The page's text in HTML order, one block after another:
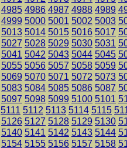
4985 4986 4987 4988 4989
4999 5000 5001 5002 5003
5013 5014 5015 5016 5017
5027 5028 5029 5030 5031
5041 5042 5043 5044 5045
5055 5056 5057 5058 5059
5069 5070 5071 5072 5073
5083 5084 5085 5086 5087
5097 5098 5099 5100 5101
5111 5112 5113 5114 5115
5126 5127 5128 5129 5130
5140 5141 5142 5143 5144
5154 5155 5156 5157 5158